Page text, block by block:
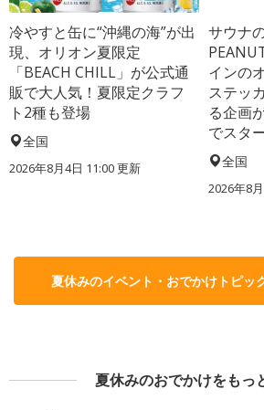
冷やすと缶に“沖縄の海”が出
現、オリオン夏限定
「BEACH CHILL」が公式通
販で大人気！夏限定クラフ
ト2種も登場
全国
2026年8月4日 11:00更新
サウナ
インの
ステッ
る企画
でスタ
全国
2026年8
夏休みのイベント・おでかけトピッ
夏休みのおでかけをもっ